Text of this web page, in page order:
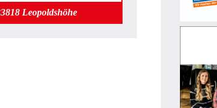
Leopoldshöhe